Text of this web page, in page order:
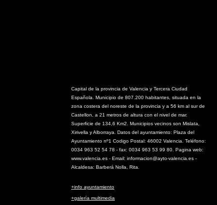
Capital de la provincia de Valencia y Tercera Ciudad
Española. Municipio de 807.200 habitantes, situada en la
zona costera del noreste de la provincia y a 56 km al sur de
Castellon, a 21 metros de altura con el nivel de mar.
Superficie de 134,6 Km2. Municipios vecinos son Mislata,
Xirivella y Alborraya. Datos del ayuntamiento: Plaza del
Ayuntamiento nº1 Codigo Postal: 46002 Valencia. Teléfono:
0034 963 52 54 78 - fax: 0034 963 53 99 80. Pagina web:
www.valencia.es - Email: informacion@ayto-valencia.es -
Alcaldesa: Barberá Nolla, Rita.
+info ayuntamiento
+galería multimedia